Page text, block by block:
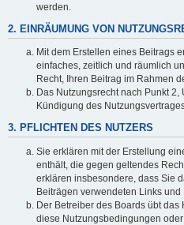
werden.
2. EINRÄUMUNG VON
Mit dem Erstellen eines Beitrags
einfaches, zeitlich und räumlich
Recht, Ihren Beitrag im Rahmen
Das Nutzungsrecht nach Punkt
Kündigung des
3. PFLICHTEN DES NUTZERS
Sie erklären mit der Erstellung
enthält, die gegen geltendes
erklären insbesondere, dass Sie
Beiträgen verwendeten Links und
Der Betreiber des Boards übt
diese Nutzungsbedingungen